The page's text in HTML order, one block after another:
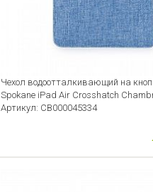
Чехол водоотталкивающий на
Spokane iPad Air Crosshatch
Артикул: CB000045334